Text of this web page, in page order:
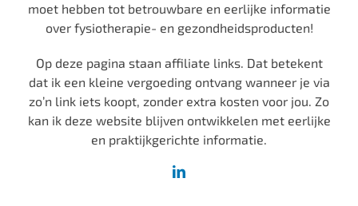
moet hebben tot betrouwbare en eerlijke informatie
over fysiotherapie- en gezondheidsproducten!
Op deze pagina staan affiliate links. Dat betekent
dat ik een kleine vergoeding ontvang wanneer je via
zo’n link iets koopt, zonder extra kosten voor jou. Zo
kan ik deze website blijven ontwikkelen met eerlijke
en praktijkgerichte informatie.